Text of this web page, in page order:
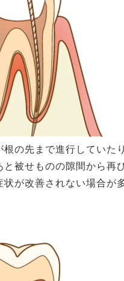
根の先まで進行していた
被せものの隙間から再
が改善されない場合が